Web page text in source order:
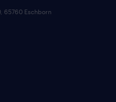
65760 Eschborn